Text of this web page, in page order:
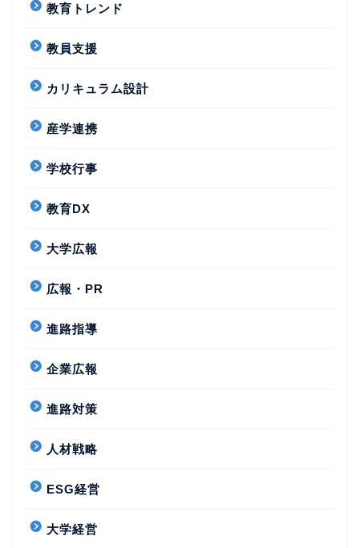
教育トレンド
教員支援
カリキュラム設計
産学連携
学校行事
教育DX
大学広報
広報・PR
進路指導
企業広報
進路対策
人材戦略
ESG経営
大学経営